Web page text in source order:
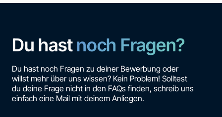
Du hastnoch Fragen?
Du hast noch Fragen zu deiner Bewerbung oder
willst mehr über uns wissen? Kein Problem! Solltest
du deine Frage nicht in den FAQs finden, schreib uns
einfach eine Mail mit deinem Anliegen.